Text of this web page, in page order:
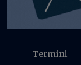
Termini